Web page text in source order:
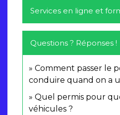
Services en ligne et
Questions ? Réponses !
Comment passer le
conduire quand on a
Quel permis pour
véhicules ?